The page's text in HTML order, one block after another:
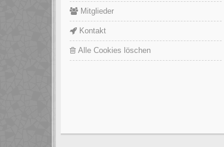
Mitglieder
Kontakt
Alle Cookies löschen